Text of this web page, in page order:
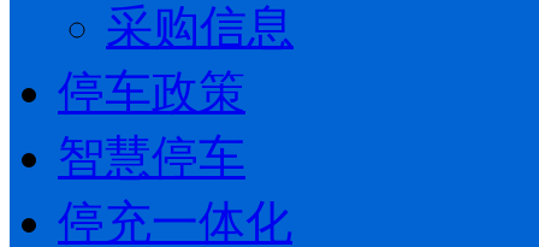
采购信息
停车政策
智慧停车
停充一体化